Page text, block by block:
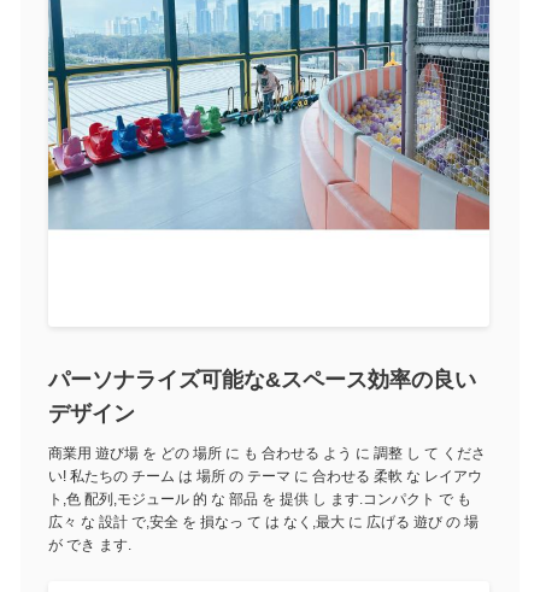
パーソナライズ可能な&スペース効率の良い
デザイン
商業用 遊び場 を どの 場所 に も 合わせる よう に 調整 し て くださ
い! 私たちの チーム は 場所 の テーマ に 合わせる 柔軟 な レイアウ
ト,色 配列,モジュール 的 な 部品 を 提供 し ます.コンパクト で も
広々 な 設計 で,安全 を 損なっ て は なく,最大 に 広げる 遊び の 場
が でき ます.